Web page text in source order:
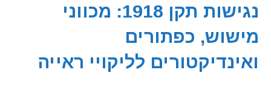
נגישות תקן 1918: מכווני
מישוש, כפתורים
ואינדיקטורים לליקויי ראייה